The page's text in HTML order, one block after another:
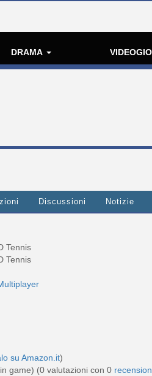
DRAMA
Discussioni Notizie
Tennis
Tennis
su Amazon.it)
game) (0 valutazioni con 0